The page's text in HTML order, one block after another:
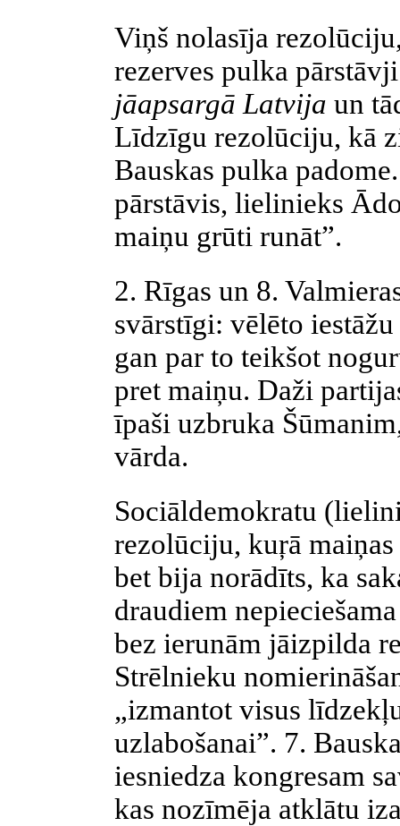
Viņš nolasīja
rezerves pulka
jāapsargā Latvija un
Līdzīgu rezolūciju, kā
Bauskas pulka
pārstāvis, lielinieks
maiņu grūti runāt”.
2. Rīgas un 8.
svārstīgi: vēlēto
gan par to teikšot
pret maiņu. Daži
īpaši uzbruka
vārda.
Sociāldemokratu
rezolūciju, kuŗā
bet bija norādīts, ka
draudiem
bez ierunām jāizpilda
Strēlnieku
„izmantot visus
uzlabošanai”. 7.
iesniedza kongresam
kas nozīmēja atklātu